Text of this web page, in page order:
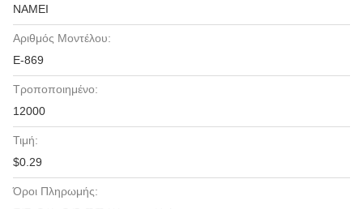
NAMEI
Αριθμός Μοντέλου:
Ε-869
Τροποποιημένο:
12000
Τιμή:
$0.29
Όροι Πληρωμής: